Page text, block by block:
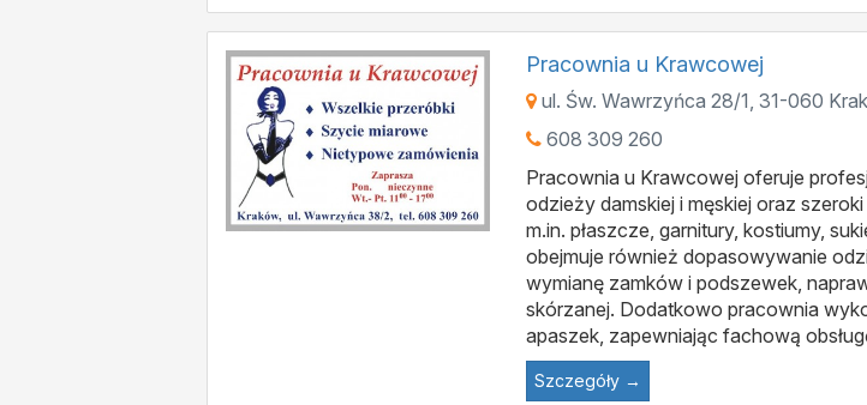
Pracownia u Krawcowej
ul. Św. Wawrzyńca 28/1, 31-060
608 309 260
Pracownia u Krawcowej oferuje
odzieży damskiej i męskiej oraz
m.in. płaszcze, garnitury, kostiumy,
obejmuje również dopasowywanie
wymianę zamków i podszewek,
skórzanej. Dodatkowo pracownia
apaszek, zapewniając fachową
Szczegóły →